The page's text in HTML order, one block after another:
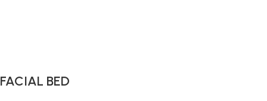
FACIAL BED